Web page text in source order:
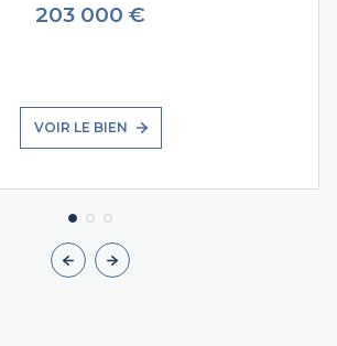
203 000 €
VOIR LE BIEN